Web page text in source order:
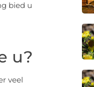
bied u
u?
veel